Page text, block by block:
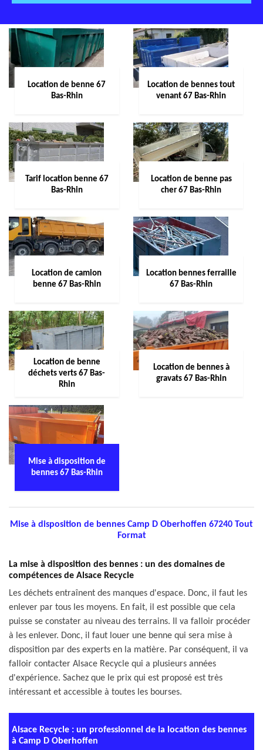
Location de benne 67
Bas-Rhin
Location de bennes tout
venant 67 Bas-Rhin
Tarif location benne 67
Bas-Rhin
Location de benne pas
cher 67 Bas-Rhin
Location de camion
benne 67 Bas-Rhin
Location bennes ferraille
67 Bas-Rhin
Location de benne
déchets verts 67 Bas-
Rhin
Location de bennes à
gravats 67 Bas-Rhin
Mise à disposition de
bennes 67 Bas-Rhin
Mise à disposition de bennes Camp D Oberhoffen 67240 Tout
Format
La mise à disposition des bennes : un des domaines de
compétences de Alsace Recycle
Les déchets entraînent des manques d'espace. Donc, il faut les
enlever par tous les moyens. En fait, il est possible que cela
puisse se constater au niveau des terrains. Il va falloir procéder
à les enlever. Donc, il faut louer une benne qui sera mise à
disposition par des experts en la matière. Par conséquent, il va
falloir contacter Alsace Recycle qui a plusieurs années
d'expérience. Sachez que le prix qui est proposé est très
intéressant et accessible à toutes les bourses.
Alsace Recycle : un professionnel de la location des bennes
à Camp D Oberhoffen